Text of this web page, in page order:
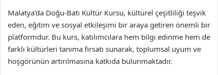
Malatya’da Doğu-Batı Kültür Kursu, kültürel çeşitliliği teşvik
eden, eğitim ve sosyal etkileşimi bir araya getiren önemli bir
platformdur. Bu kurs, katılımcılara hem bilgi edinme hem de
farklı kültürleri tanıma fırsatı sunarak, toplumsal uyum ve
hoşgörünün artırılmasına katkıda bulunmaktadır.